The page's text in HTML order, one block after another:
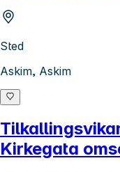
Sted
Askim, Askim
Kirkegata